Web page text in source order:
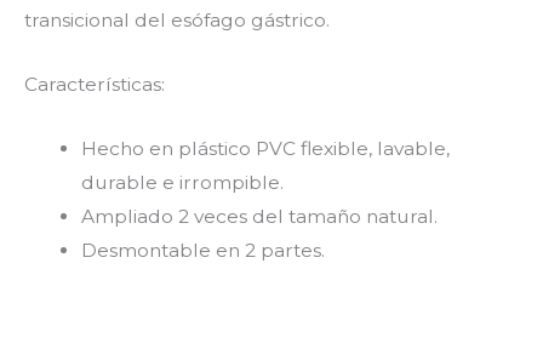
transicional del esófago gástrico.
Características:
Hecho en plástico PVC flexible, lavable,
durable e irrompible.
Ampliado 2 veces del tamaño natural.
Desmontable en 2 partes.